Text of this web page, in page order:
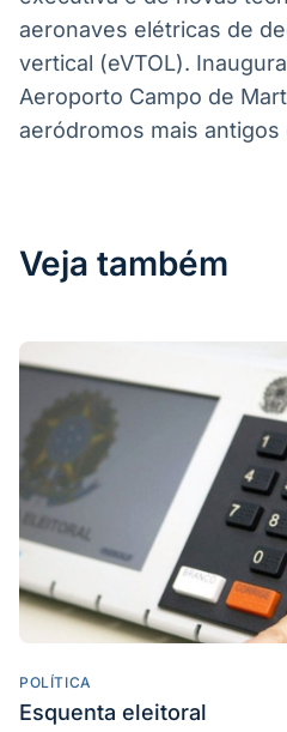
aeronaves elétricas de
vertical (eVTOL).
Aeroporto Campo de
aeródromos mais antigos
Veja também
POLÍTICA
Esquenta eleitoral